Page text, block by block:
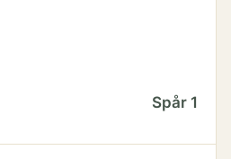
Spår 1